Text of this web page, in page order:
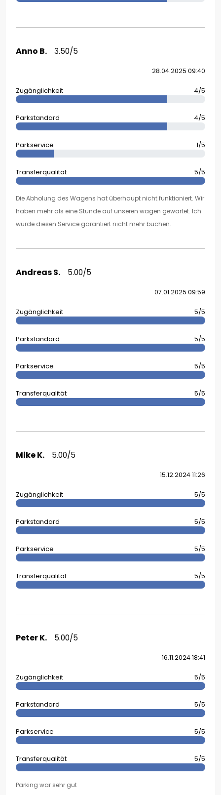
Anno B. 3.50/5
28.04.2025 09:40
Zugänglichkeit 4/5
Parkstandard 4/5
Parkservice 1/5
Transferqualität 5/5
Die Abholung des Wagens hat überhaupt nicht funktioniert. Wir
haben mehr als eine Stunde auf unseren wagen gewartet. Ich
würde diesen Service garantiert nicht mehr buchen.
Andreas S. 5.00/5
07.01.2025 09:59
Zugänglichkeit 5/5
Parkstandard 5/5
Parkservice 5/5
Transferqualität 5/5
Mike K. 5.00/5
15.12.2024 11:26
Zugänglichkeit 5/5
Parkstandard 5/5
Parkservice 5/5
Transferqualität 5/5
Peter K. 5.00/5
16.11.2024 18:41
Zugänglichkeit 5/5
Parkstandard 5/5
Parkservice 5/5
Transferqualität 5/5
Parking war sehr gut